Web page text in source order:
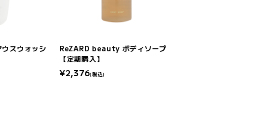
スウォッシ
ReZARD beauty ボディソープ
【定期購入】
¥2,376(税込)